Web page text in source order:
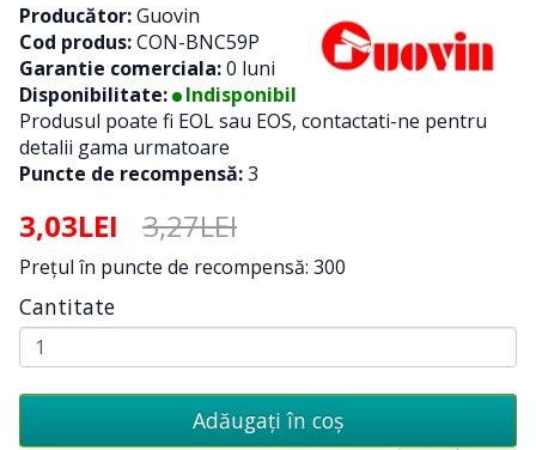
Producător:Guovin
Cod produs:CON-BNC59P
Garantie comerciala:0 luni
Disponibilitate:
Indisponibil
Produsul poate fi EOL sau EOS, contactati-ne pentru
detalii gama urmatoare
Puncte de recompensă:3
3,03LEI 3,27LEI
Preţul în puncte de recompensă: 300
Cantitate
Adăugați în coş